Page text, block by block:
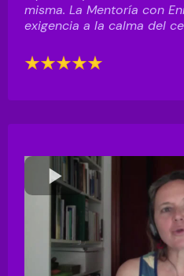
misma. La Mentoría con
exigencia a la calma del